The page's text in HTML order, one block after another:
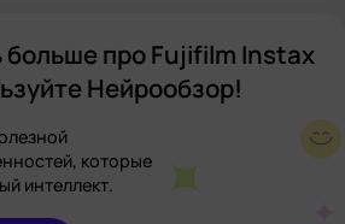
больше про Fujifilm Instax
Нейрообзор!
которые
интеллект.